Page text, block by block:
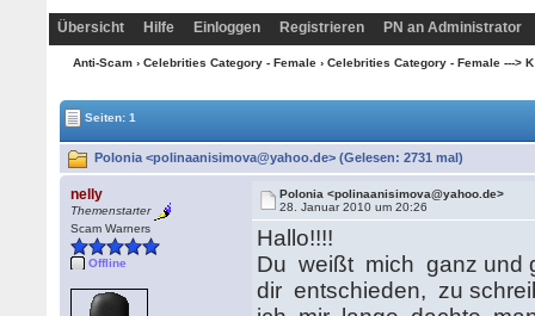
Übersicht Hilfe Einloggen Registrieren PN an Administrator
Anti-Scam› Celebrities Category - Female› Celebrities Category - Female ---> K
Seiten: 1
Polonia <polinaanisimova@yahoo.de> (Gelesen: 2731 mal)
nelly
Themenstarter
Scam Warners
Offline
Polonia <polinaanisimova@yahoo.de>
28. Januar 2010 um 20:26
Hallo!!!!
Du weißt mich ganz und
dir entschieden, zu